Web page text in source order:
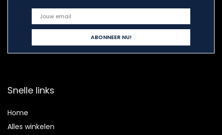
Snelle links
Home
Alles winkelen